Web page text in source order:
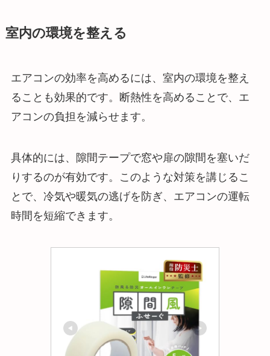
室内の環境を整える
エアコンの効率を高めるには、室内の環境を整え
ることも効果的です。断熱性を高めることで、エ
アコンの負担を減らせます。
具体的には、隙間テープで窓や扉の隙間を塞いだ
りするのが有効です。このような対策を講じるこ
とで、冷気や暖気の逃げを防ぎ、エアコンの運転
時間を短縮できます。